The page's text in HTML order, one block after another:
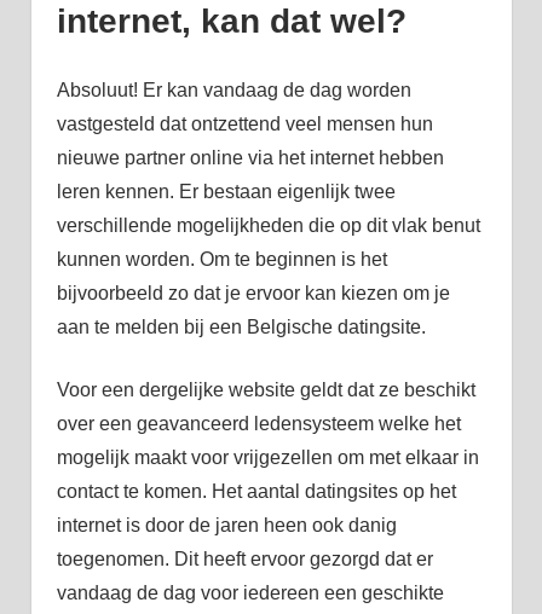
internet, kan dat wel?
Absoluut! Er kan vandaag de dag worden
vastgesteld dat ontzettend veel mensen hun
nieuwe partner online via het internet hebben
leren kennen. Er bestaan eigenlijk twee
verschillende mogelijkheden die op dit vlak benut
kunnen worden. Om te beginnen is het
bijvoorbeeld zo dat je ervoor kan kiezen om je
aan te melden bij een Belgische datingsite.
Voor een dergelijke website geldt dat ze beschikt
over een geavanceerd ledensysteem welke het
mogelijk maakt voor vrijgezellen om met elkaar in
contact te komen. Het aantal datingsites op het
internet is door de jaren heen ook danig
toegenomen. Dit heeft ervoor gezorgd dat er
vandaag de dag voor iedereen een geschikte